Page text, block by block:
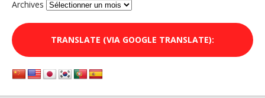
Archives
TRANSLATE (VIA GOOGLE TRANSLATE):